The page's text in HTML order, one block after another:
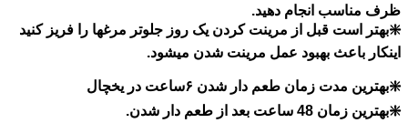
ظرف مناسب انجام دهید.
❇️بهتر است قبل از مرینت کردن یک روز جلوتر مرغها را فریز کنید
اینکار باعث بهبود عمل مرینت شدن میشود.
❇️بهترین مدت زمان طعم دار شدن ۶ساعت در یخچال
❇️بهترین زمان 48 ساعت بعد از طعم دار شدن.